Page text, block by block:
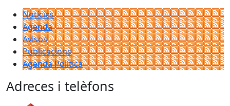
Notícies
Agenda
Avisos
Publicacions
Agenda Política
Adreces i telèfons